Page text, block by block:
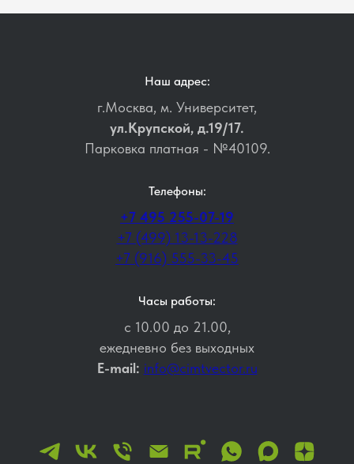
Наш адрес:
г.Москва, м. Университет,
ул.Крупской, д.19/17.
Парковка платная - №40109.
Телефоны:
+7 495 255-07-19
+7 (499) 13-13-228
+7 (916) 555-33-45
Часы работы:
с 10.00 до 21.00,
ежедневно без выходных
E-mail: info@cimtvector.ru